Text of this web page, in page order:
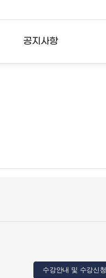
공지사항
수강안내 및 수강신청